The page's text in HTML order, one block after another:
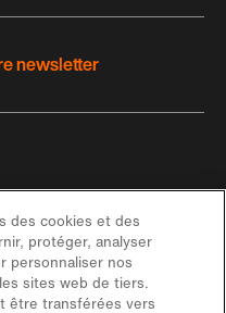
newsletter
des cookies et des
protéger, analyser
personnaliser nos
sites web de tiers.
être transférées vers